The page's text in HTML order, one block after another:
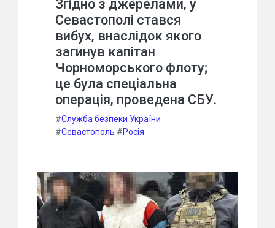
Згідно з джерелами, у
Севастополі стався
вибух, внаслідок якого
загинув капітан
Чорноморського флоту;
це була спеціальна
операція, проведена СБУ.
#Служба безпеки України
#Севастополь #Росія